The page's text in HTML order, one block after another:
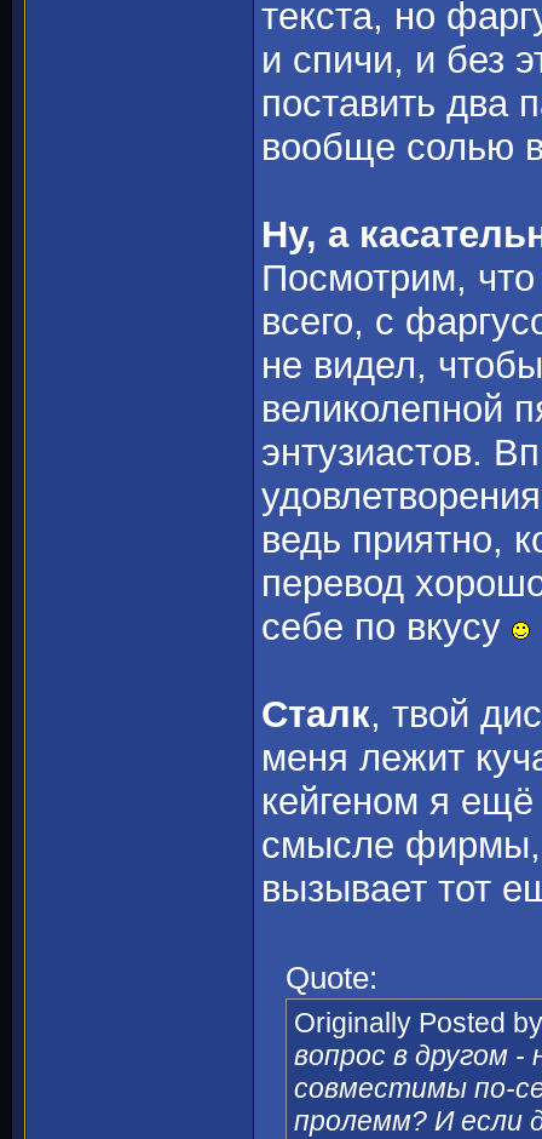
текста, но
и спичи, и без
поставить два
вообще солью
Ну, а
Посмотрим,
всего, с
не видел,
великолепной
энтузиастов.
ведь приятно,
перевод
себе по вкусу
Сталк, твой
меня лежит
кейгеном я
смысле фирмы,
вызывает тот
Quote:
Originally Posted
вопрос в другом -
совместимы по-
пролемм? И если